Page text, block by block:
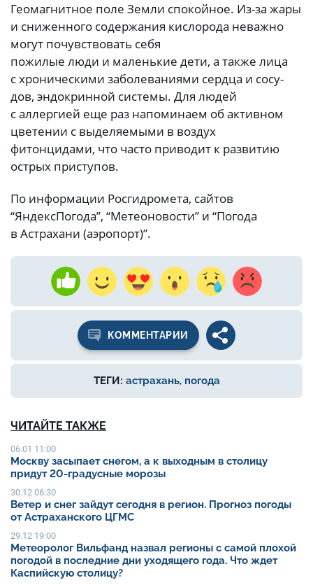
Геомагнитное поле Земли спокойное. Из-за жары
и сниженного содержания кислорода неважно
могут почувствовать себя
пожилые люди и маленькие дети, а также лица
с хроническими заболеваниями сердца и сосу-
дов, эндокринной системы. Для людей
с аллергией еще раз напоминаем об активном
цветении с выделяемыми в воздух
фитонцидами, что часто приводит к развитию
острых приступов.
По информации Росгидромета, сайтов
“ЯндексПогода”, “Метеоновости” и “Погода
в Астрахани (аэропорт)”.
КОММЕНТАРИИ
ТЕГИ: астрахань, погода
ЧИТАЙТЕ ТАКЖЕ
06.01 11:00
Москву засыпает снегом, а к выходным в столицу
придут 20-градусные морозы
30.12 06:30
Ветер и снег зайдут сегодня в регион. Прогноз погоды
от Астраханского ЦГМС
29.12 19:00
Метеоролог Вильфанд назвал регионы с самой плохой
погодой в последние дни уходящего года. Что ждет
Каспийскую столицу?